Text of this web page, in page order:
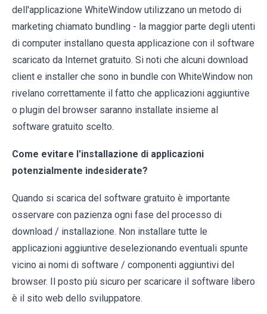
dell'applicazione WhiteWindow utilizzano un metodo di
marketing chiamato bundling - la maggior parte degli utenti
di computer installano questa applicazione con il software
scaricato da Internet gratuito. Si noti che alcuni download
client e installer che sono in bundle con WhiteWindow non
rivelano correttamente il fatto che applicazioni aggiuntive
o plugin del browser saranno installate insieme al
software gratuito scelto.
Come evitare l'installazione di applicazioni
potenzialmente indesiderate?
Quando si scarica del software gratuito è importante
osservare con pazienza ogni fase del processo di
download / installazione. Non installare tutte le
applicazioni aggiuntive deselezionando eventuali spunte
vicino ai nomi di software / componenti aggiuntivi del
browser. Il posto più sicuro per scaricare il software libero
è il sito web dello sviluppatore.